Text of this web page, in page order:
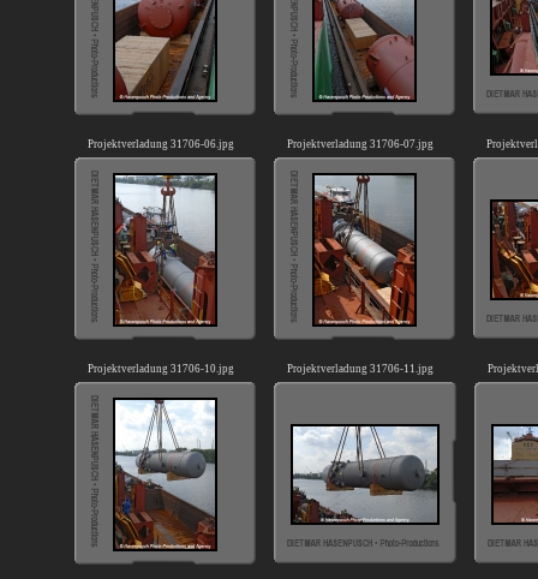
Projektverladung 31706-06.jpg Projektverladung 31706-07.jpg
Projektverladung 31706-10.jpg Projektverladung 31706-11.jpg